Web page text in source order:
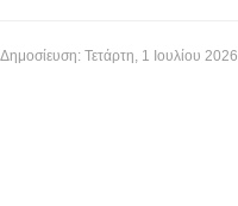
Δημοσίευση: Τετάρτη, 1 Ιουλίου 2026